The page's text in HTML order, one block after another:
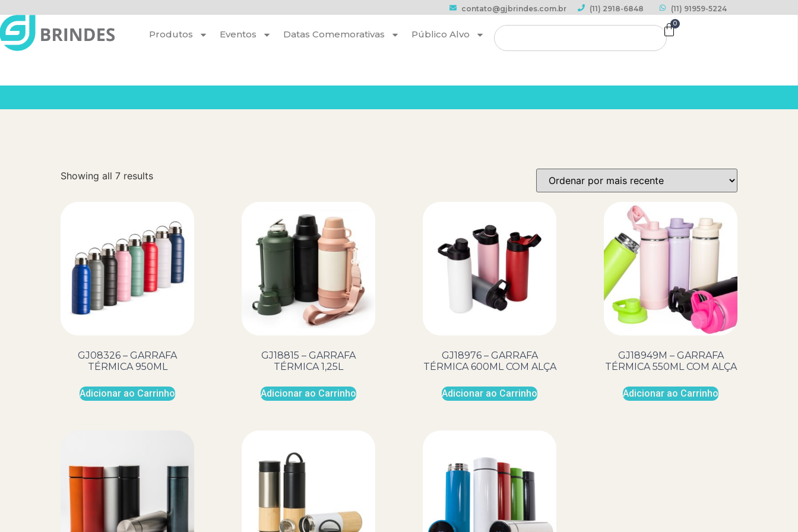
contato@gjbrindes.com.br (11) 2918-6848 (11) 91959-5224
Produtos Eventos Datas Comemorativas Público Alvo
0
Showing all 7 results
GJ08326 – GARRAFA
TÉRMICA 950ML
Adicionar ao Carrinho
GJ18815 – GARRAFA
TÉRMICA 1,25L
Adicionar ao Carrinho
GJ18976 – GARRAFA
TÉRMICA 600ML COM ALÇA
Adicionar ao Carrinho
GJ18949M – GARRAFA
TÉRMICA 550ML COM ALÇA
Adicionar ao Carrinho